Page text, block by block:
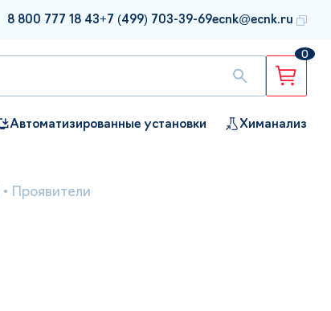
8 800 777 18 43+7 (499) 703-39-69ecnk@ecnk.ru
0
Автоматизированные установки Химанализ
• Проявители